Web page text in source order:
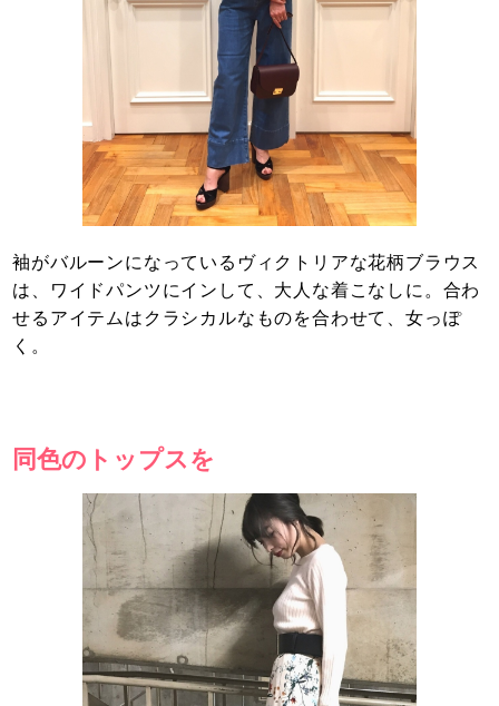
袖がバルーンになっているヴィクトリアな花柄ブラウス
は、ワイドパンツにインして、大人な着こなしに。合わ
せるアイテムはクラシカルなものを合わせて、女っぽ
く。
同色のトップスを